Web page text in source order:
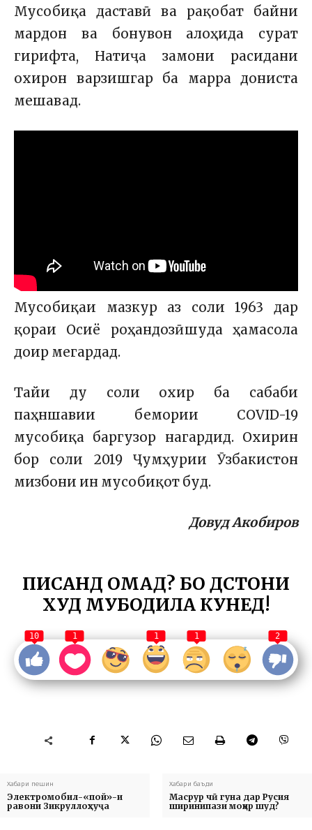
Мусобиқа даставӣ ва рақобат байни
мардон ва бонувон алоҳида сурат
гирифта, Натиҷа замони расидани
охирон варзишгар ба марра дониста
мешавад.
Мусобиқаи мазкур аз соли 1963 дар
қораи Осиё роҳандозӣ шуда ҳамасола
доир мегардад.
Тайи ду соли охир ба сабаби
паҳншавии бемории COVID-19
мусобиқа баргузор нагардид. Охирин
бор соли 2019 Ҷумҳурии Ӯзбакистон
мизбони ин мусобиқот буд.
Довуд Акобиров
ПИСАНД ОМАД? БО ДӮСТОНИ
ХУД МУБОДИЛА КУНЕД!
10 1 1 1 2
Хабари пешин
Электромобил-«пой»-и
равони Зикруллоҳхуҷа
Хабари баъди
Масрур чӣ гуна дар Русия
ширинипази моҳир шуд?